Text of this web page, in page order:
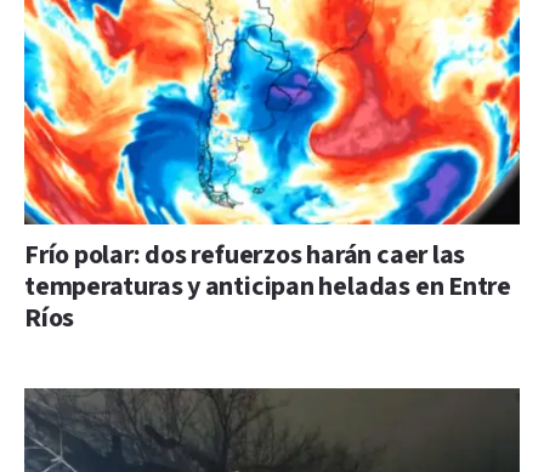
Frío polar: dos refuerzos harán caer las
temperaturas y anticipan heladas en Entre
Ríos